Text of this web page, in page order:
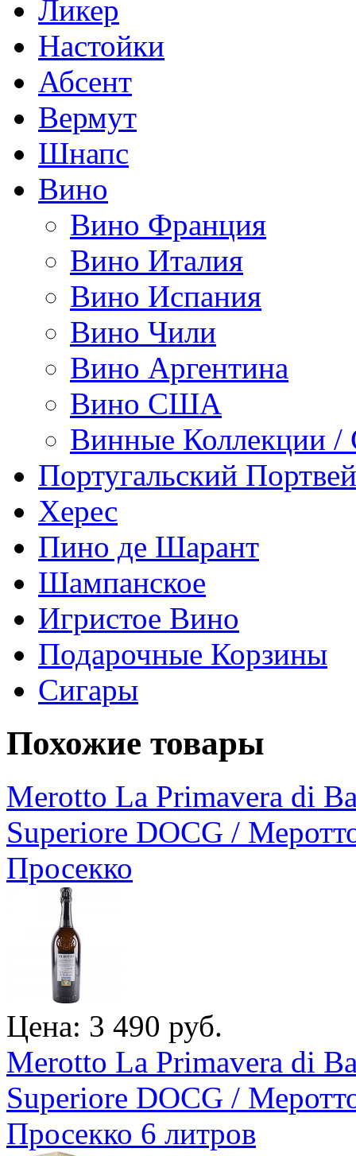
Ликер
Настойки
Абсент
Вермут
Шнапс
Вино
Вино Франция
Вино Италия
Вино Испания
Вино Чили
Вино Аргентина
Вино США
Винные Коллекции /
Португальский
Херес
Пино де Шарант
Шампанское
Игристое Вино
Подарочные Корзины
Сигары
Похожие товары
Merotto La Primavera di
Superiore DOCG /
Просекко
Цена: 3 490 руб.
Merotto La Primavera di
Superiore DOCG /
Просекко 6 литров